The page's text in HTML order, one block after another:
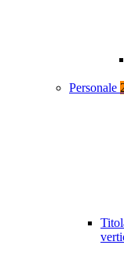
Personale